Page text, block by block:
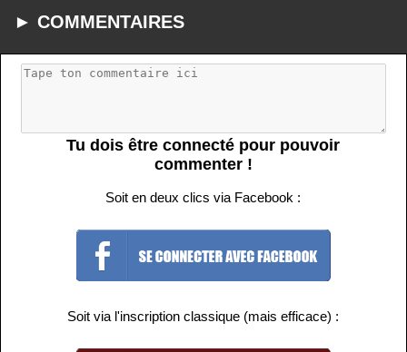
► COMMENTAIRES
Tu dois être connecté pour pouvoir
commenter !
Soit en deux clics via Facebook :
Soit via l'inscription classique (mais efficace) :